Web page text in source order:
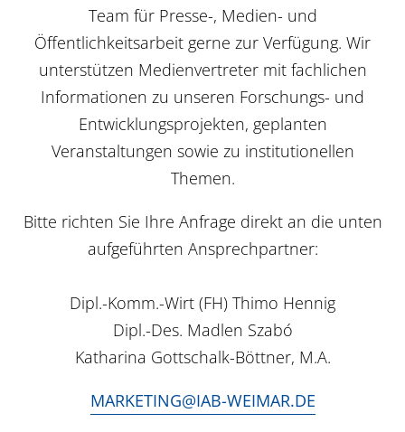
Team für Presse-, Medien- und
Öffentlichkeitsarbeit gerne zur Verfügung. Wir
unterstützen Medienvertreter mit fachlichen
Informationen zu unseren Forschungs- und
Entwicklungsprojekten, geplanten
Veranstaltungen sowie zu institutionellen
Themen.
Bitte richten Sie Ihre Anfrage direkt an die unten
aufgeführten Ansprechpartner:
Dipl.-Komm.-Wirt (FH) Thimo Hennig
Dipl.-Des. Madlen Szabó
Katharina Gottschalk-Böttner, M.A.
MARKETING@IAB-WEIMAR.DE